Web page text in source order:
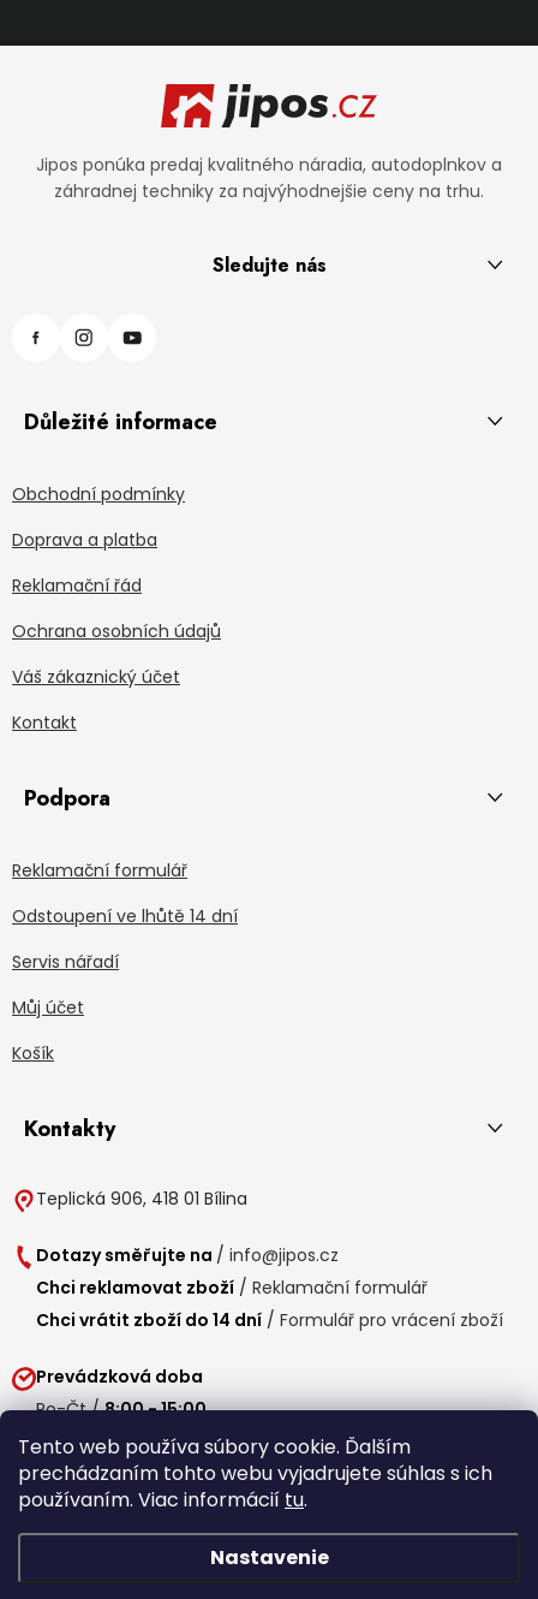
Tento web používa súbory cookie. Ďalším
prechádzaním tohto webu vyjadrujete súhlas s ich
používaním. Viac informácií tu.
Nastavenie
Zápätie
Jipos ponúka predaj kvalitného náradia, autodoplnkov a
záhradnej techniky za najvýhodnejšie ceny na trhu.
Sledujte nás
Důležité informace
Obchodní podmínky
Doprava a platba
Reklamační řád
Ochrana osobních údajů
Váš zákaznický účet
Kontakt
Podpora
Reklamační formulář
Odstoupení ve lhůtě 14 dní
Servis nářadí
Můj účet
Košík
Kontakty
Teplická 906, 418 01 Bílina
Dotazy směřujte na / info@jipos.cz
Chci reklamovat zboží / Reklamační formulář
Chci vrátit zboží do 14 dní / Formulář pro vrácení zboží
Prevádzková doba
Po-Čt /8:00 - 15:00
Pá / 7:30 - 14:30
Obedňajšia prestávka /11:00 - 11:30
Copyright 2026